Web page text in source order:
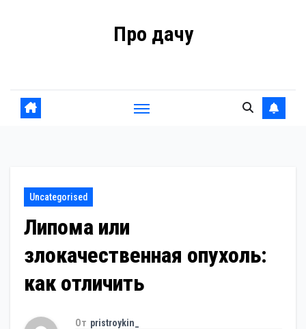
Про дачу
Uncategorised
Липома или
злокачественная опухоль:
как отличить
От pristroykin_